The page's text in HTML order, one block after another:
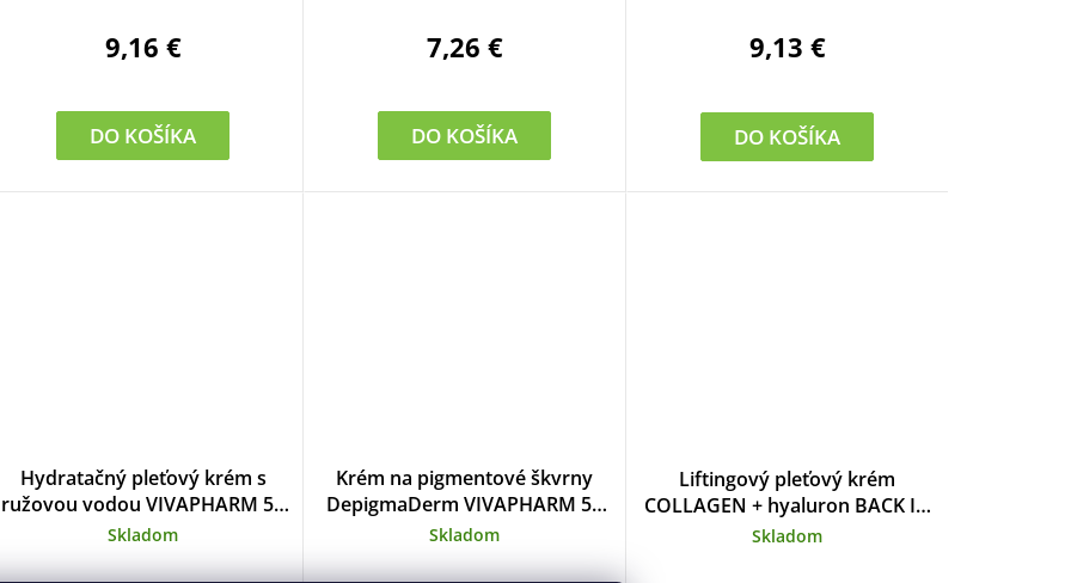
t
9,16 €
DO KOŠÍKA
7,26 €
DO KOŠÍKA
9,13 €
DO KOŠÍKA
Hydratačný pleťový krém s
ružovou vodou VIVAPHARM 50
ml
Skladom
Krém na pigmentové škvrny
DepigmaDerm VIVAPHARM 50
ml
Skladom
Liftingový pleťový krém
COLLAGEN + hyaluron BACK IN
TIME 50 ml
Skladom